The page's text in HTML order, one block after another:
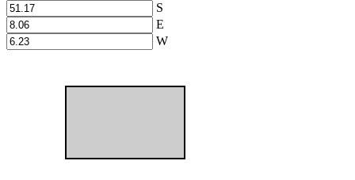
S
E
W